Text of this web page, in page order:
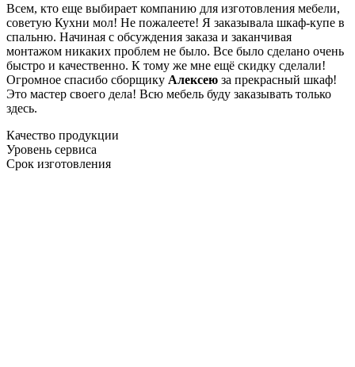
Всем, кто еще выбирает компанию для изготовления мебели,
советую Кухни мол! Не пожалеете! Я заказывала шкаф-купе в
спальню. Начиная с обсуждения заказа и заканчивая
монтажом никаких проблем не было. Все было сделано очень
быстро и качественно. К тому же мне ещё скидку сделали!
Огромное спасибо сборщику Алексею за прекрасный шкаф!
Это мастер своего дела! Всю мебель буду заказывать только
здесь.
Качество продукции
Уровень сервиса
Срок изготовления